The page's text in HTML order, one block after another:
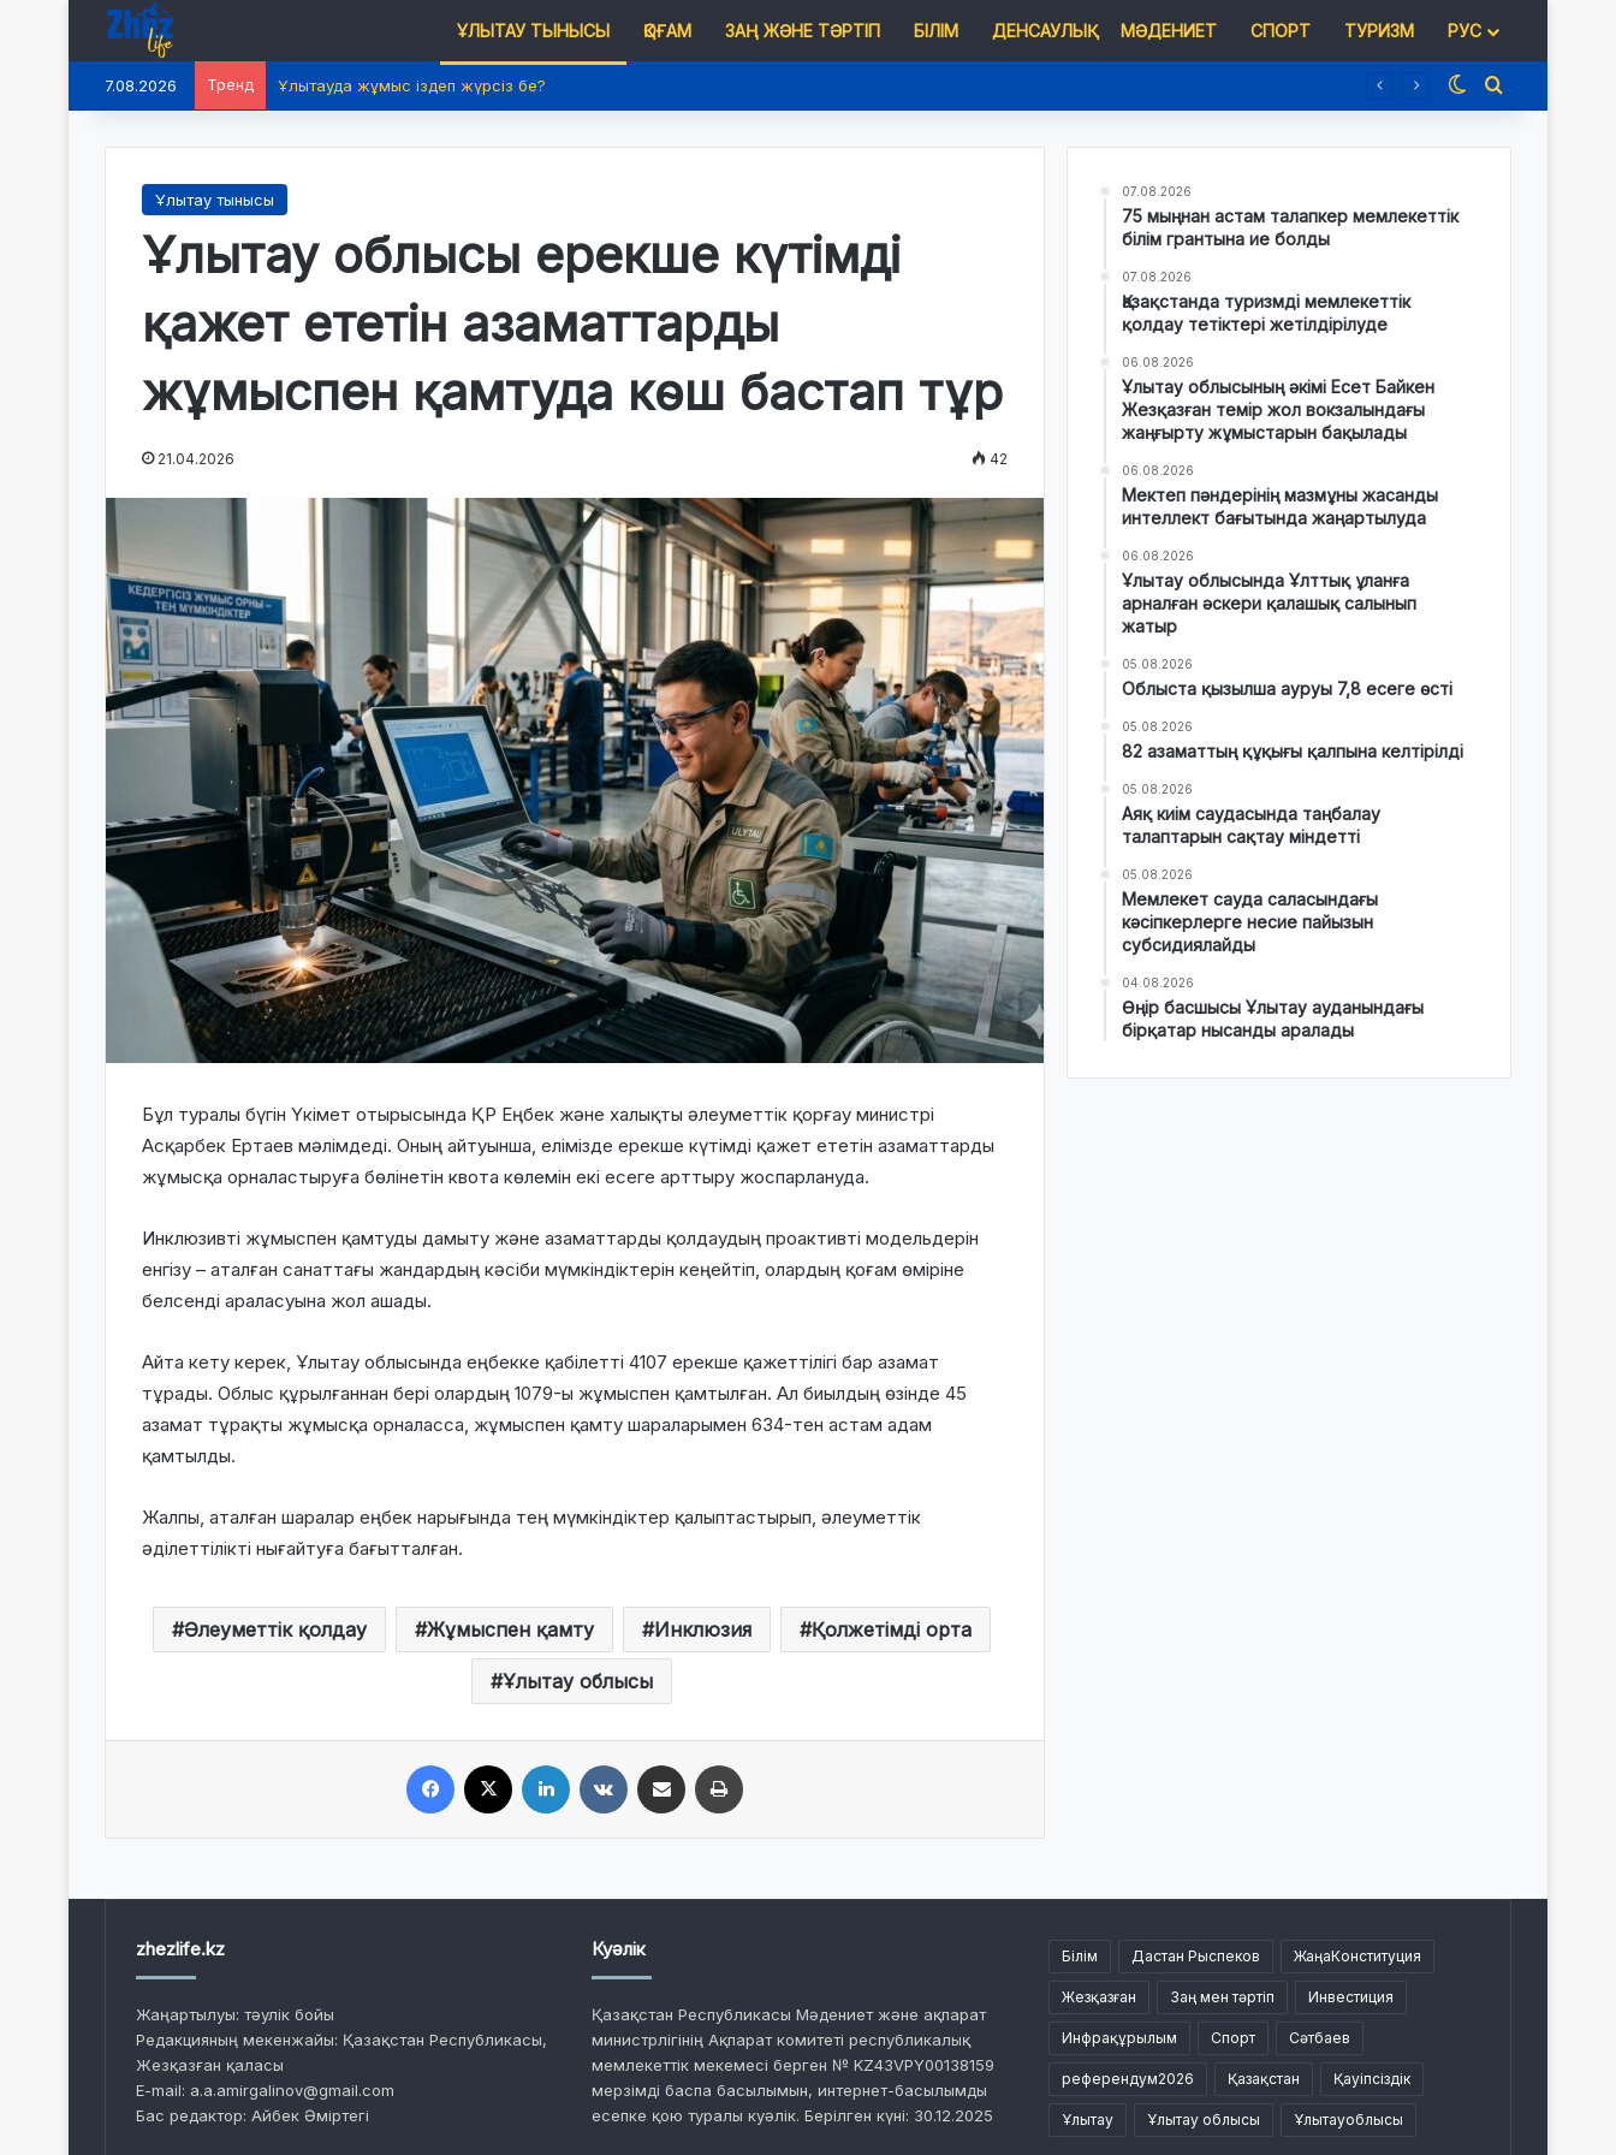
ҰЛЫТАУ ТЫНЫСЫ ҚОҒАМ ЗАҢ ЖӘНЕ ТӘРТІП БІЛІМ ДЕНСАУЛЫҚ МӘДЕНИЕТ СПОРТ ТУРИЗМ РУС
7.08.2026 Тренд Ұлытауда жұмыс іздеп жүрсіз бе? Switch skin
Іздеу
Ұлытау тынысы
Ұлытау облысы ерекше күтімді
қажет ететін азаматтарды
жұмыспен қамтуда көш бастап тұр
21.04.2026 42
Бұл туралы бүгін Үкімет отырысында ҚР Еңбек және халықты әлеуметтік қорғау министрі
Асқарбек Ертаев мәлімдеді. Оның айтуынша, елімізде ерекше күтімді қажет ететін азаматтарды
жұмысқа орналастыруға бөлінетін квота көлемін екі есеге арттыру жоспарлануда.
Инклюзивті жұмыспен қамтуды дамыту және азаматтарды қолдаудың проактивті модельдерін
енгізу – аталған санаттағы жандардың кәсіби мүмкіндіктерін кеңейтіп, олардың қоғам өміріне
белсенді араласуына жол ашады.
Айта кету керек, Ұлытау облысында еңбекке қабілетті 4107 ерекше қажеттілігі бар азамат
тұрады. Облыс құрылғаннан бері олардың 1079-ы жұмыспен қамтылған. Ал биылдың өзінде 45
азамат тұрақты жұмысқа орналасса, жұмыспен қамту шараларымен 634-тен астам адам
қамтылды.
Жалпы, аталған шаралар еңбек нарығында тең мүмкіндіктер қалыптастырып, әлеуметтік
әділеттілікті нығайтуға бағытталған.
Әлеуметтік қолдау Жұмыспен қамту Инклюзия Қолжетімді орта
Ұлытау облысы
07.08.2026
75 мыңнан астам талапкер мемлекеттік
білім грантына ие болды
07.08.2026
Қазақстанда туризмді мемлекеттік
қолдау тетіктері жетілдірілуде
06.08.2026
Ұлытау облысының әкімі Есет Байкен
Жезқазған темір жол вокзалындағы
жаңғырту жұмыстарын бақылады
06.08.2026
Мектеп пәндерінің мазмұны жасанды
интеллект бағытында жаңартылуда
06.08.2026
Ұлытау облысында Ұлттық ұланға
арналған әскери қалашық салынып
жатыр
05.08.2026
Облыста қызылша ауруы 7,8 есеге өсті
05.08.2026
82 азаматтың құқығы қалпына келтірілді
05.08.2026
Аяқ киім саудасында таңбалау
талаптарын сақтау міндетті
05.08.2026
Мемлекет сауда саласындағы
кәсіпкерлерге несие пайызын
субсидиялайды
04.08.2026
Өңір басшысы Ұлытау ауданындағы
бірқатар нысанды аралады
zhezlife.kz
Жаңартылуы: тәулік бойы
Редакцияның мекенжайы: Қазақстан Республикасы,
Жезқазған қаласы
E-mail: a.a.amirgalinov@gmail.com
Бас редактор: Айбек Әміртегі
Куәлік
Қазақстан Республикасы Мәдениет және ақпарат
министрлігінің Ақпарат комитеті республикалық
мемлекеттік мекемесі берген № KZ43VPY00138159
мерзімді баспа басылымын, интернет-басылымды
есепке қою туралы куәлік. Берілген күні: 30.12.2025
Білім Дастан Рыспеков ЖаңаКонституция
Жезқазған Заң мен тәртіп Инвестиция
Инфрақұрылым Спорт Сәтбаев
референдум2026 Қазақстан Қауіпсіздік
Ұлытау Ұлытау облысы Ұлытауоблысы